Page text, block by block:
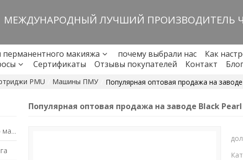
МЕЖДУНАРОДНЫЙ ЛУЧШИЙ ПРОИЗВОДИТЕЛЬ
перманентного макияжа почему выбрали нас Как
Сертификаты Отзывы покупателей Контакт Блог
PMU Машины ПМУ Популярная оптовая продажа на
Популярная оптовая продажа на заводе Black